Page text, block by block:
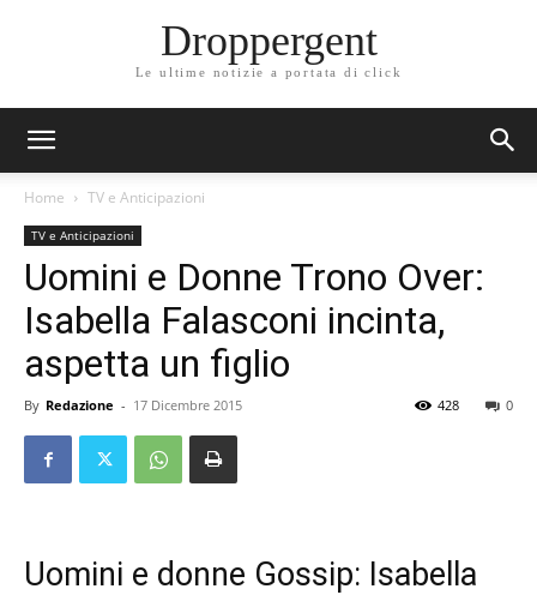
Droppergent
Le ultime notizie a portata di click
Home TV e Anticipazioni
TV e Anticipazioni
Uomini e Donne Trono Over:
Isabella Falasconi incinta,
aspetta un figlio
By Redazione - 17 Dicembre 2015 0
428
Uomini e donne Gossip: Isabella